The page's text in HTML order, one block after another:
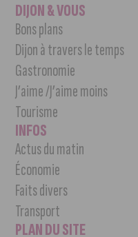
DIJON & VOUS
Bons plans
Dijon à travers le temps
Gastronomie
J’aime /J’aime moins
Tourisme
INFOS
Actus du matin
Économie
Faits divers
Transport
PLAN DU SITE